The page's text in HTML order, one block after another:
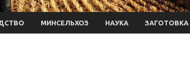
МИНСЕЛЬХОЗ НАУКА ЗАГОТОВКА